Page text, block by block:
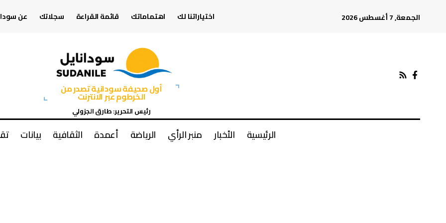
الجمعة, 7 أغسطس 2026 اختياراتنا لك اهتماماتك قائمة القراءة سجلاتك عن
أول صحيفة سودانية تصدر من
الخرطوم عبر الانترنت
رئيس التحرير: طارق الجزولي
الرئيسية الأخبار منبر الرأي الرياضة أعمدة الثقافية بيانات